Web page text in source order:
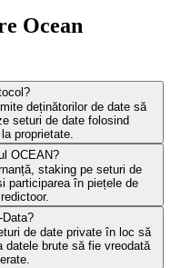
Ocean
deținătorilor de date să
seturi de date folosind
proprietate.
OCEAN?
staking pe seturi de
participarea în piețele de
de date private în loc să
brute să fie vreodată